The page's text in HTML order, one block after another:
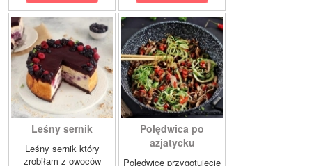
Leśny sernik
Leśny sernik który
zrobiłam z owoców
Polędwica po
azjatycku
Polędwicę przygotujecie